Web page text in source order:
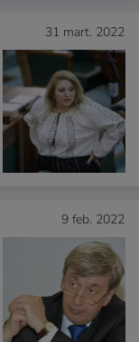
31 mart. 2022
9 feb. 2022